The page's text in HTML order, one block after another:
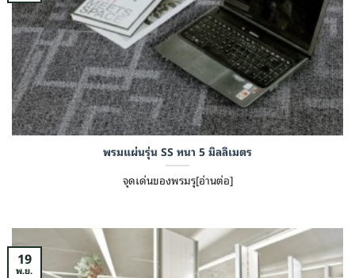
พรมแผ่นรุ่น SS หนา 5 มิลลิเมตร
จุดเด่นของพรมรุ[อ่านต่อ]
19
พ.ย.